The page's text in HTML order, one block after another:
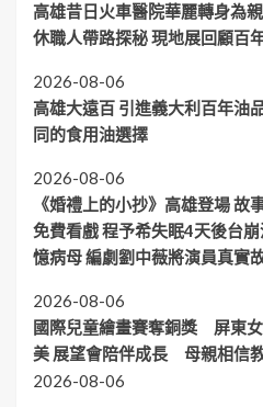
高雄昔日火車醫院華麗轉身為
休職人帶路探秘 現地展回顧百
2026-08-06
高雄大遠百 引進義大利百年油
同的食用油選擇
2026-08-06
《婚禮上的小抄》高雄登場 故
免費看戲 程予希失眠4天後台
憶病母 編劇劉中薇將演員真實
2026-08-06
國際兒童繪畫賽奪銅獎 屏東
美 展望會陪伴成長 母親相信
2026-08-06